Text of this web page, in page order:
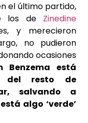
el último partido,
los de Zinedine
y merecieron
no pudieron
ocasiones
Benzema está
del resto de
salvando a
algo ‘verde’